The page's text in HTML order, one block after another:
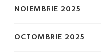
NOIEMBRIE 2025
OCTOMBRIE 2025